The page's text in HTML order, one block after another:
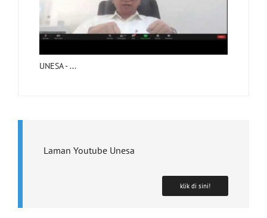
UNESA - ...
Laman Youtube Unesa
klik di sini!